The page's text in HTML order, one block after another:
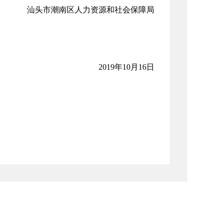
人力资源和社会保障局
2019年10月16日